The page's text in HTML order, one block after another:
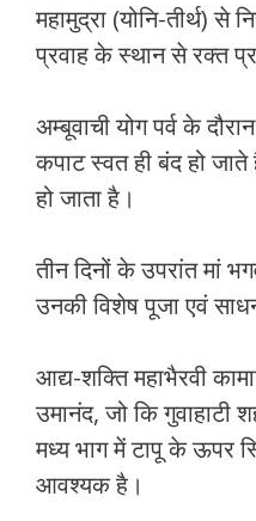
महामुद्रा (योनि-तीर्थ) से
प्रवाह के स्थान से रक्त
अम्बूवाची योग पर्व के
कपाट स्वत ही बंद हो
हो जाता है।
तीन दिनों के उपरांत मां
उनकी विशेष पूजा एवं
आद्य-शक्ति महाभैरवी
उमानंद, जो कि गुवाहाटी
मध्य भाग में टापू के ऊपर
आवश्यक है।